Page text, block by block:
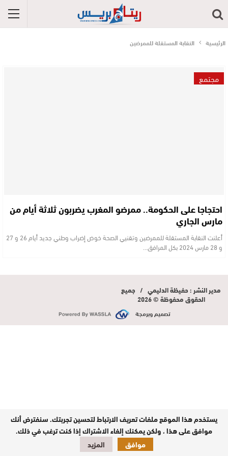
الرئيسية النقابة المستقلة للممرضين
مجتمع
احتجاجا على الحكومة.. ممرضو المغرب يضربون ثلاثة أيام من
مارس الجاري
أعلنت النقابة المستقلة للممرضين وتقنيي الصحة خوض إضراب وطني جديد أيام 26 و 27
و 28 مارس 2024 بكل المرافق…
مدير النشر : حفيظة الدليمي / جميع
الحقوق محفوظة © 2026
تصميم وبرمجة
يستخدم هذا الموقع ملفات تعريف الارتباط لتحسين تجربتك. سنفترض أنك
موافق على هذا ، ولكن يمكنك إلغاء الاشتراك إذا كنت ترغب في ذلك.
موافق
المزيد